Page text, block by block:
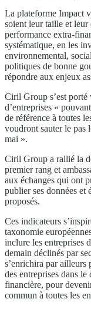
La plateforme Impact
soient leur taille et
performance extra-
systématique, en les
environnemental,
politiques de bonne
répondre aux enjeux
Ciril Group s’est
d’entreprises «
de référence à toutes
voudront sauter le pas
mai ».
Ciril Group a rallié la
premier rang et
aux échanges qui ont
publier ses données et
proposés.
Ces indicateurs
taxonomie
inclure les entreprises
demain déclinés par
s’enrichira par ailleurs
des entreprises dans
financière, pour
commun à toutes les